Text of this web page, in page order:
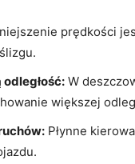
prędkości⁢
W⁣
większej
Płynne